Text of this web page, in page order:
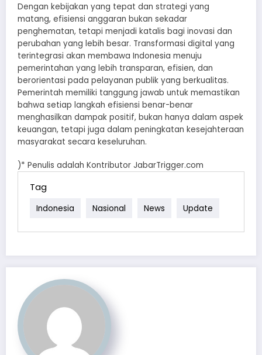
Dengan kebijakan yang tepat dan strategi yang
matang, efisiensi anggaran bukan sekadar
penghematan, tetapi menjadi katalis bagi inovasi dan
perubahan yang lebih besar. Transformasi digital yang
terintegrasi akan membawa Indonesia menuju
pemerintahan yang lebih transparan, efisien, dan
berorientasi pada pelayanan publik yang berkualitas.
Pemerintah memiliki tanggung jawab untuk memastikan
bahwa setiap langkah efisiensi benar-benar
menghasilkan dampak positif, bukan hanya dalam aspek
keuangan, tetapi juga dalam peningkatan kesejahteraan
masyarakat secara keseluruhan.
)* Penulis adalah Kontributor JabarTrigger.com
Tag
Indonesia Nasional News Update